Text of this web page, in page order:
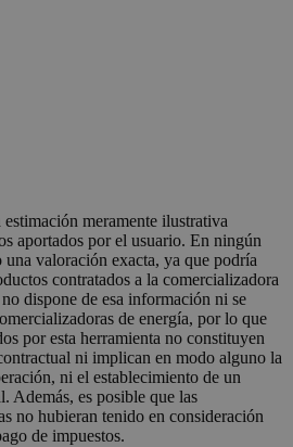
meramente ilustrativa
aportados por el usuario. En ningún
una valoración exacta, ya que podría
contratados a la comercializadora
dispone de esa información ni se
de energía, por lo que
por esta herramienta no constituyen
ni implican en modo alguno la
ni el establecimiento de un
Además, es posible que las
no hubieran tenido en consideración
de impuestos.